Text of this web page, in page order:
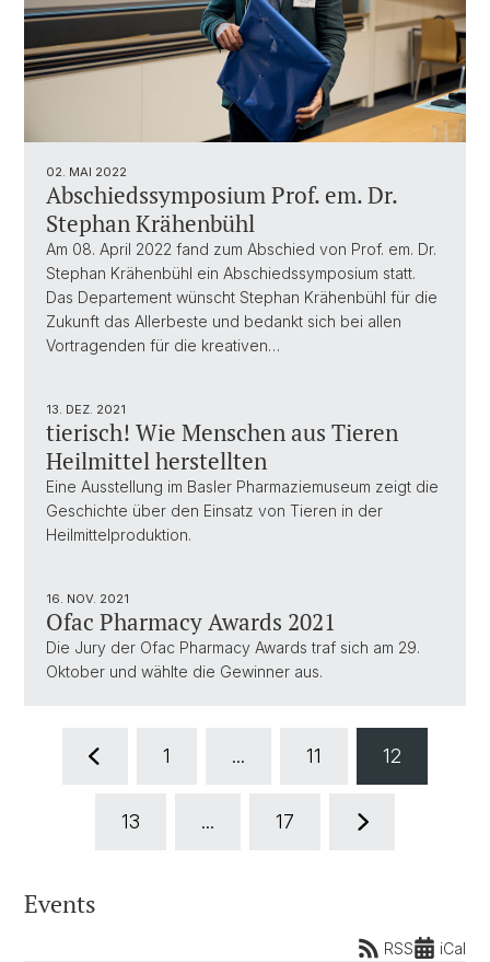
02. MAI 2022
Abschiedssymposium Prof. em. Dr.
Stephan Krähenbühl
Am 08. April 2022 fand zum Abschied von Prof. em. Dr.
Stephan Krähenbühl ein Abschiedssymposium statt.
Das Departement wünscht Stephan Krähenbühl für die
Zukunft das Allerbeste und bedankt sich bei allen
Vortragenden für die kreativen…
13. DEZ. 2021
tierisch! Wie Menschen aus Tieren
Heilmittel herstellten
Eine Ausstellung im Basler Pharmaziemuseum zeigt die
Geschichte über den Einsatz von Tieren in der
Heilmittelproduktion.
16. NOV. 2021
Ofac Pharmacy Awards 2021
Die Jury der Ofac Pharmacy Awards traf sich am 29.
Oktober und wählte die Gewinner aus.
1 ... 11 12
13 ... 17
Events
RSS iCal